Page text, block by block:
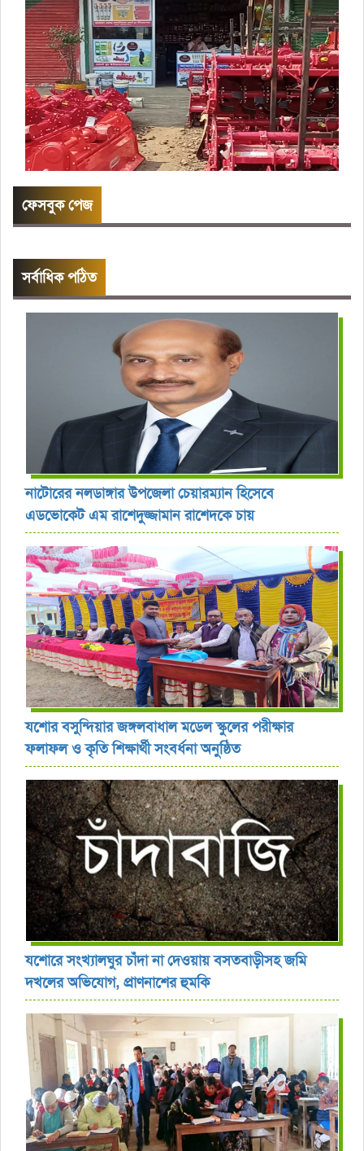
ফেসবুক পেজ
সর্বাধিক পঠিত
নাটোরের নলডাঙ্গার উপজেলা চেয়ারম্যান হিসেবে
এডভোকেট এম রাশেদুজ্জামান রাশেদকে চায়
যশোর বসুন্দিয়ার জঙ্গলবাধাল মডেল স্কুলের পরীক্ষার
ফলাফল ও কৃতি শিক্ষার্থী সংবর্ধনা অনুষ্ঠিত
যশোরে সংখ্যালঘুর চাঁদা না দেওয়ায় বসতবাড়ীসহ জমি
দখলের অভিযোগ, প্রাণনাশের হুমকি